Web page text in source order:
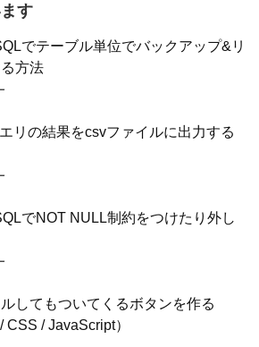
す
でテーブル単位でバックアップ&リ
方法
リの結果をcsvファイルに出力する
でNOT NULL制約をつけたり外し
してもついてくるボタンを作る
CSS / JavaScript）